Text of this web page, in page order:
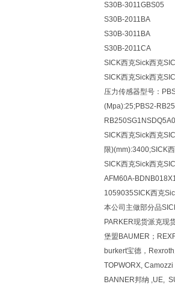
S30B-3011GBS05
S30B-2011BA
S30B-3011BA
S30B-2011CA
SICK西克Sick西克
SICK西克Sick西克
压力传感器型号：
(Mpa):25;PBS2-
SICK西克Sick西克
限)(mm):3400;SICK
SICK西克Sick西克
AFM60A-
1059035SICK西克
本公司主做部分品
PARKER现货派克现
堡盟BAUMER；
burkert宝德，
TOPWORX,
BANNER邦纳 ,UE,